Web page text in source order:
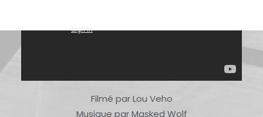
Filmé par Lou Veho
Musique par Masked Wolf